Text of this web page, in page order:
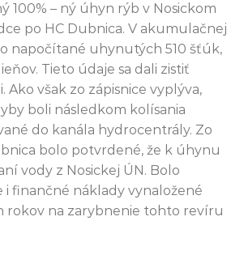
100% – ný úhyn rýb v Nosickom
po HC Dubnica. V akumulačnej
napočítané uhynutých 510 šťúk,
Tieto údaje sa dali zistiť
Ako však zo zápisnice vyplýva,
boli následkom kolísania
do kanála hydrocentrály. Zo
bolo potvrdené, že k úhynu
vody z Nosickej ÚN. Bolo
i finančné náklady vynaložené
rokov na zarybnenie tohto revíru